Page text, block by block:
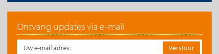
Ontvang updates via e-mail